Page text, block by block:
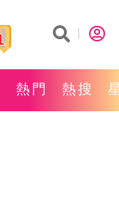
熱門 熱搜